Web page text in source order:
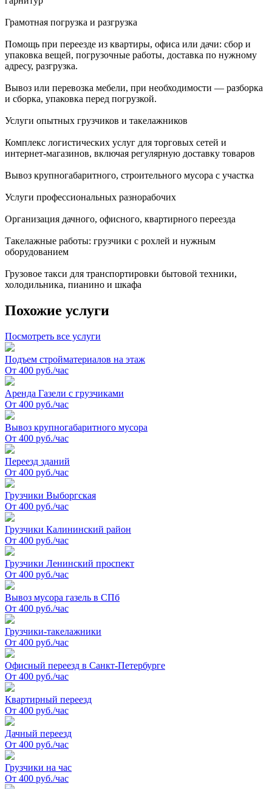
Грамотная погрузка и разгрузка
Помощь при переезде из квартиры, офиса или дачи: сбор и
упаковка вещей, погрузочные работы, доставка по нужному
адресу, разгрузка.
Вывоз или перевозка мебели, при необходимости — разборка
и сборка, упаковка перед погрузкой.
Услуги опытных грузчиков и такелажников
Комплекс логистических услуг для торговых сетей и
интернет-магазинов, включая регулярную доставку товаров
Вывоз крупногабаритного, строительного мусора с участка
Услуги профессиональных разнорабочих
Организация дачного, офисного, квартирного переезда
Такелажные работы: грузчики с рохлей и нужным
оборудованием
Грузовое такси для транспортировки бытовой техники,
холодильника, пианино и шкафа
Похожие услуги
Посмотреть все услуги
Подъем стройматериалов на этаж
От 400 руб./час
Аренда Газели с грузчиками
От 400 руб./час
Вывоз крупногабаритного мусора
От 400 руб./час
Переезд зданий
От 400 руб./час
Грузчики Выборгская
От 400 руб./час
Грузчики Калининский район
От 400 руб./час
Грузчики Ленинский проспект
От 400 руб./час
Вывоз мусора газель в СПб
От 400 руб./час
Грузчики-такелажники
От 400 руб./час
Офисный переезд в Санкт-Петербурге
От 400 руб./час
Квартирный переезд
От 400 руб./час
Дачный переезд
От 400 руб./час
Грузчики на час
От 400 руб./час